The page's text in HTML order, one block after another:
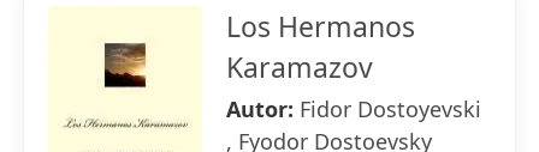
Los Hermanos
Karamazov
Autor: Fidor Dostoyevski
, Fyodor Dostoevsky